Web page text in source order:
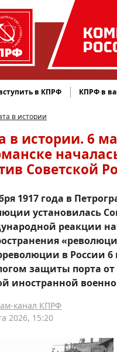
в КПРФ КПРФ в
в истории
в истории. 6
Советской
1917 года в
установилась
реакции
в России
защиты порта
иностранной
канал КПРФ
2026, 15:20